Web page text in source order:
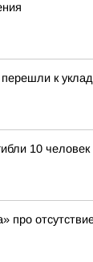
к
10 человек
про